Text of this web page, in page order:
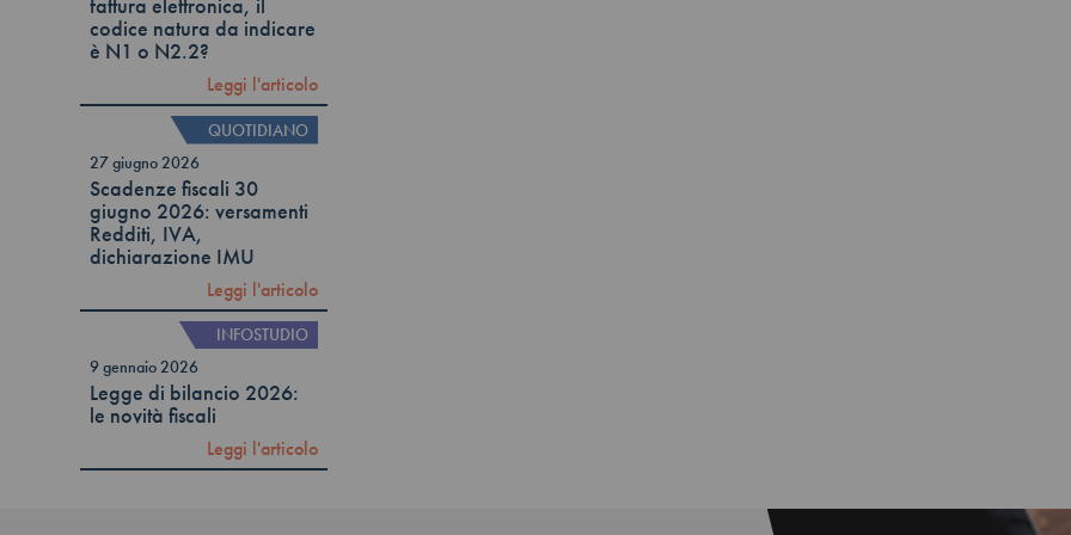
fattura elettronica, il
codice natura da indicare
è N1 o N2.2?
Leggi l'articolo
QUOTIDIANO
27 giugno 2026
Scadenze fiscali 30
giugno 2026: versamenti
Redditi, IVA,
dichiarazione IMU
Leggi l'articolo
INFOSTUDIO
9 gennaio 2026
Legge di bilancio 2026:
le novità fiscali
Leggi l'articolo